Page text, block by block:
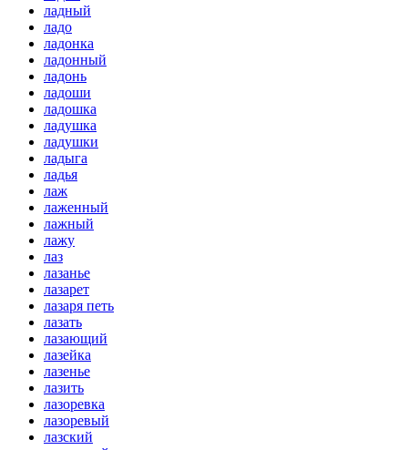
ладный
ладо
ладонка
ладонный
ладонь
ладоши
ладошка
ладушка
ладушки
ладыга
ладья
лаж
лаженный
лажный
лажу
лаз
лазанье
лазарет
лазаря петь
лазать
лазающий
лазейка
лазенье
лазить
лазоревка
лазоревый
лазский